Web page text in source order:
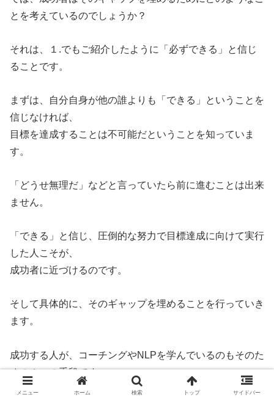
とを考えているのでしょうか？
それは、１.でもご紹介したように「必ずできる」と信じ
ることです。
まずは、自分自身が他の誰よりも「できる」ということを
信じなければ、
目標を達成することは不可能だということを知っていま
す。
「どうせ無理だ」などと言っていたら前に進むことは出来
ません。
「できる」と信じ、圧倒的な努力で目標達成に向けて実行
した人こそが、
成功者に近づけるのです。
そして具体的に、そのギャップを埋めることを行っていき
ます。
成功する人が、コーチングやNLPを学んでいるのもそのた
めの１つの手段です。
メニュー ホーム 検索 トップ サイドバー